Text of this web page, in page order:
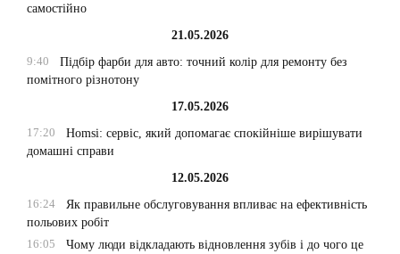
самостійно
21.05.2026
9:40
Підбір фарби для авто: точний колір для ремонту без
помітного різнотону
17.05.2026
17:20
Homsi: сервіс, який допомагає спокійніше вирішувати
домашні справи
12.05.2026
16:24
Як правильне обслуговування впливає на ефективність
польових робіт
16:05
Чому люди відкладають відновлення зубів і до чого це